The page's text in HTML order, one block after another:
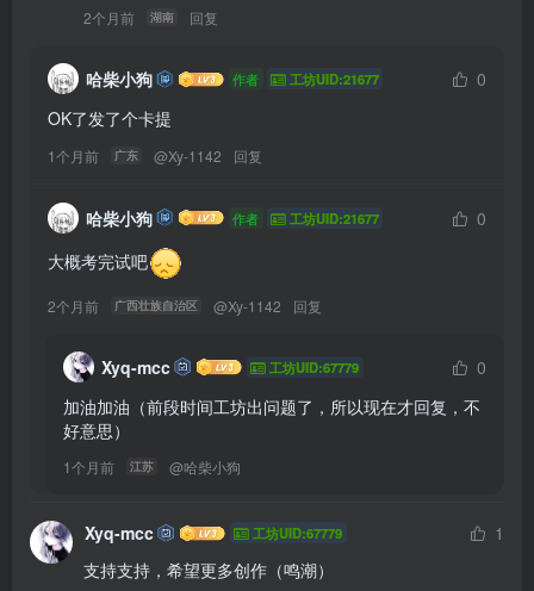
2个月前 湖南 回复
哈柴小狗 作者 工坊UID:21677
0
OK了发了个卡提
1个月前 广东 @Xy-1142 回复
哈柴小狗 作者 工坊UID:21677
0
大概考完试吧
2个月前 广西壮族自治区 @Xy-1142 回复
Xyq-mcc 工坊UID:67779
0
加油加油（前段时间工坊出问题了，所以现在才回复，不
好意思）
1个月前 江苏 @哈柴小狗
Xyq-mcc 工坊UID:67779
1
支持支持，希望更多创作（鸣潮）